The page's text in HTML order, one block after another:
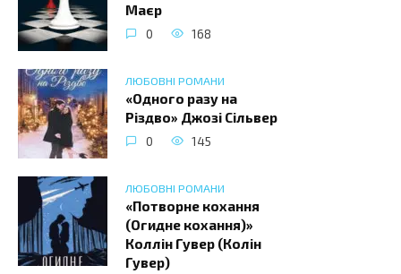
Маєр
0 168
ЛЮБОВНІ РОМАНИ
«Одного разу на
Різдво» Джозі Сільвер
0 145
ЛЮБОВНІ РОМАНИ
«Потворне кохання
(Огидне кохання)»
Коллін Гувер (Колін
Гувер)